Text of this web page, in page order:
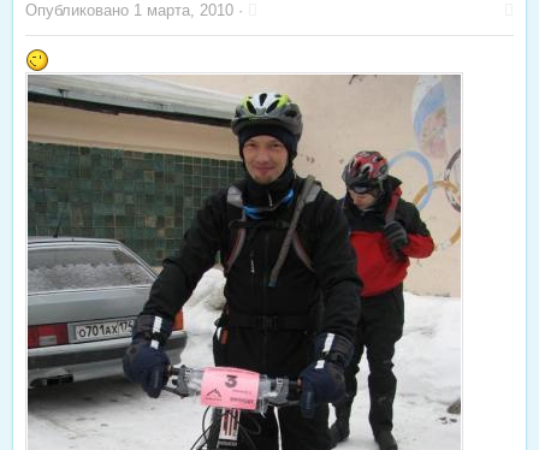
Опубликовано 1 марта, 2010 ·